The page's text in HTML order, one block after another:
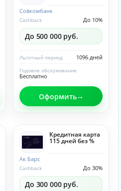
Совкомбанк
До 10%
Cashback
До 500 000 руб.
1096 дней
Льготный период
Бесплатно
Годовое обслуживание
Оформить
Кредитная карта
115 дней без %
Ак Барс
До 30%
Cashback
До 300 000 руб.